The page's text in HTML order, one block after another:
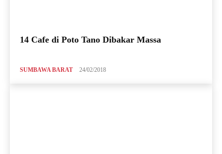
14 Cafe di Poto Tano Dibakar Massa
SUMBAWA BARAT 24/02/2018